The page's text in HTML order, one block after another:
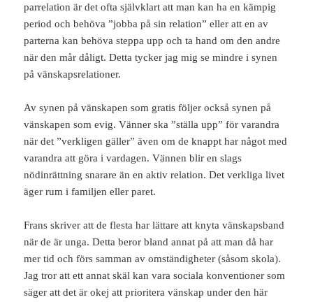
parrelation är det ofta självklart att man kan ha en kämpig
period och behöva ”jobba på sin relation” eller att en av
parterna kan behöva steppa upp och ta hand om den andre
när den mår dåligt. Detta tycker jag mig se mindre i synen
på vänskapsrelationer.
Av synen på vänskapen som gratis följer också synen på
vänskapen som evig. Vänner ska ”ställa upp” för varandra
när det ”verkligen gäller” även om de knappt har något med
varandra att göra i vardagen. Vännen blir en slags
nödinrättning snarare än en aktiv relation. Det verkliga livet
äger rum i familjen eller paret.
Frans skriver att de flesta har lättare att knyta vänskapsband
när de är unga. Detta beror bland annat på att man då har
mer tid och förs samman av omständigheter (såsom skola).
Jag tror att ett annat skäl kan vara sociala konventioner som
säger att det är okej att prioritera vänskap under den här